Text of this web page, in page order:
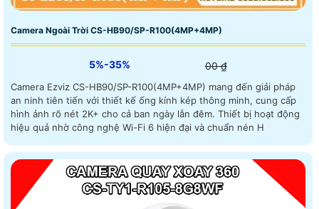
Camera Ngoài Trời CS-HB90/SP-R100(4MP+4MP)
5%-35% 00 ₫
Camera Ezviz CS-HB90/SP-R100(4MP+4MP) mang đến giải pháp
an ninh tiên tiến với thiết kế ống kính kép thông minh, cung cấp
hình ảnh rõ nét 2K+ cho cả ban ngày lẫn đêm. Thiết bị hoạt động
hiệu quả nhờ công nghệ Wi-Fi 6 hiện đại và chuẩn nén H